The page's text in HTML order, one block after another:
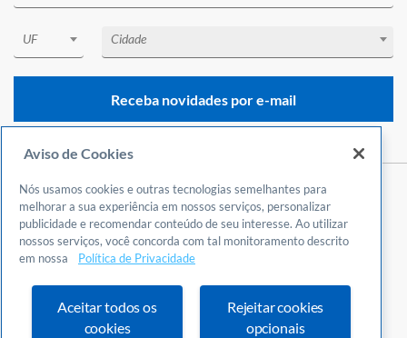
Central de Atendimento
0800 570 0800
24 horas por dia
Fale Conosco
Ouvidoria
UF Cidade
Receba novidades por e-mail
Aviso de Cookies
Nós usamos cookies e outras tecnologias semelhantes para
melhorar a sua experiência em nossos serviços, personalizar
publicidade e recomendar conteúdo de seu interesse. Ao utilizar
nossos serviços, você concorda com tal monitoramento descrito
em nossa
Política de Privacidade
Aceitar todos os
cookies
Rejeitar cookies
opcionais